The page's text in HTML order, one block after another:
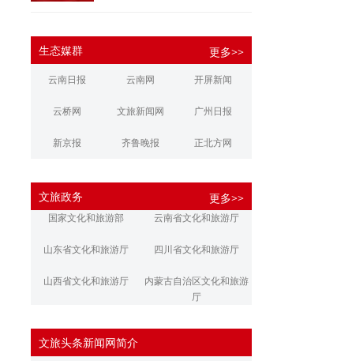
生态媒群 更多>>
云南日报 云南网 开屏新闻
云桥网 文旅新闻网 广州日报
新京报 齐鲁晚报 正北方网
江南都市报 潇湘晨报
文旅政务 更多>>
国家文化和旅游部 云南省文化和旅游厅
山东省文化和旅游厅 四川省文化和旅游厅
山西省文化和旅游厅
内蒙古自治区文化和旅游
厅
浙江省文化和旅游厅
文旅头条新闻网简介